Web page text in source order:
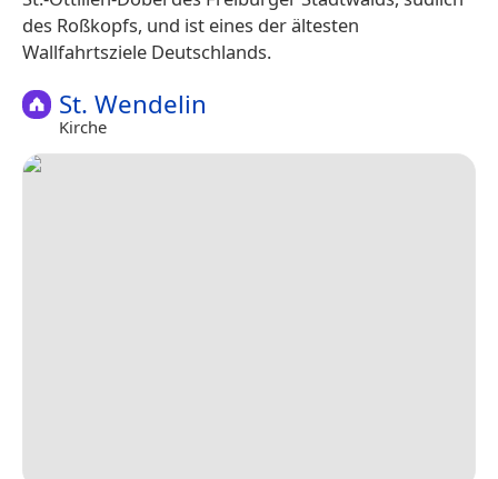
des Roßkopfs, und ist eines der ältesten
Wallfahrtsziele Deutschlands.
St. Wendelin
Kirche